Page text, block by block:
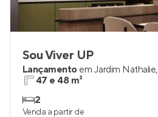
Sou Viver UP
Lançamento em Jardim Nathalie,
47 e 48 m²
2
Venda a partir de